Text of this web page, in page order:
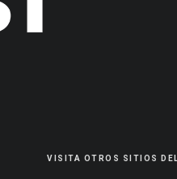
VISITA OTROS SITIOS